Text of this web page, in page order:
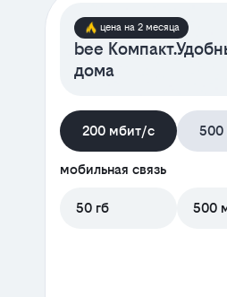
цена на 2 месяца
bee
дома
200 мбит/с 500
мобильная связь
50 гб 500